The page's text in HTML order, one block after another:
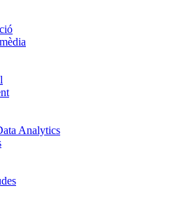
Analytics